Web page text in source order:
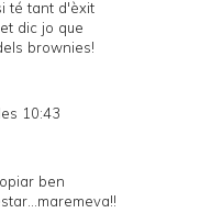
té tant d'èxit
dic jo que
brownies!
10:43
ben